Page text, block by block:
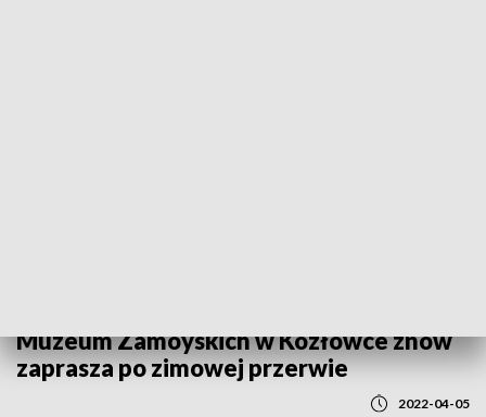
Muzeum Zamoyskich w Kozłówce znów
zaprasza po zimowej przerwie
2022-04-05